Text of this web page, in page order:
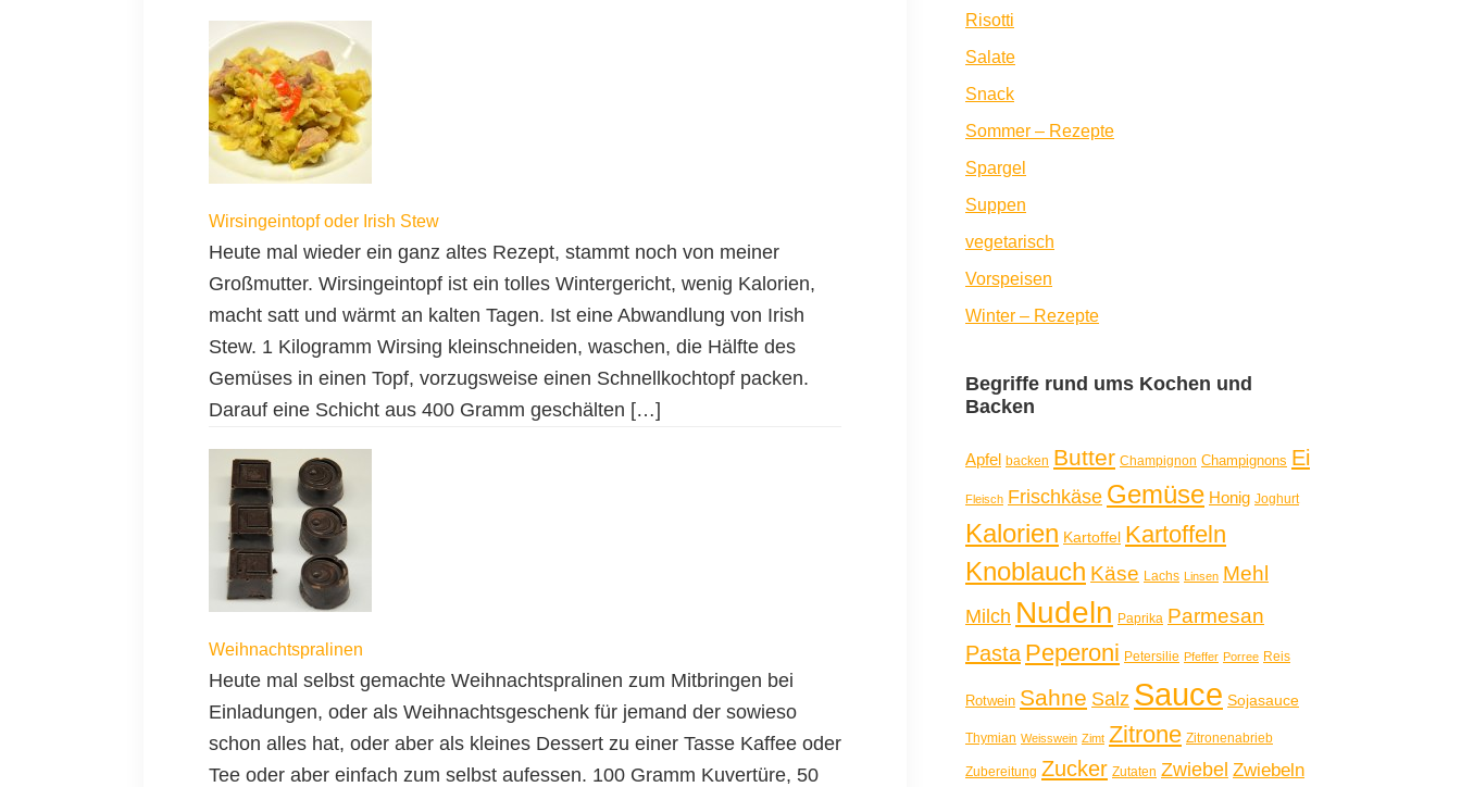
Wirsingeintopf oder Irish Stew
Heute mal wieder ein ganz altes Rezept, stammt noch von meiner
Großmutter. Wirsingeintopf ist ein tolles Wintergericht, wenig Kalorien,
macht satt und wärmt an kalten Tagen. Ist eine Abwandlung von Irish
Stew. 1 Kilogramm Wirsing kleinschneiden, waschen, die Hälfte des
Gemüses in einen Topf, vorzugsweise einen Schnellkochtopf packen.
Darauf eine Schicht aus 400 Gramm geschälten […]
Weihnachtspralinen
Heute mal selbst gemachte Weihnachtspralinen zum Mitbringen bei
Einladungen, oder als Weihnachtsgeschenk für jemand der sowieso
schon alles hat, oder aber als kleines Dessert zu einer Tasse Kaffee oder
Tee oder aber einfach zum selbst aufessen. 100 Gramm Kuvertüre, 50
Risotti
Salate
Snack
Sommer – Rezepte
Spargel
Suppen
vegetarisch
Vorspeisen
Winter – Rezepte
Begriffe rund ums Kochen und
Backen
Apfel backen Butter Champignon Champignons Ei
Fleisch Frischkäse Gemüse Honig Joghurt
Kalorien Kartoffel Kartoffeln
Knoblauch Käse Lachs Linsen Mehl
Milch Nudeln Paprika Parmesan
Pasta Peperoni Petersilie Pfeffer Porree Reis
Rotwein Sahne Salz Sauce Sojasauce
Thymian Weisswein Zimt Zitrone Zitronenabrieb
Zubereitung Zucker Zutaten Zwiebel Zwiebeln